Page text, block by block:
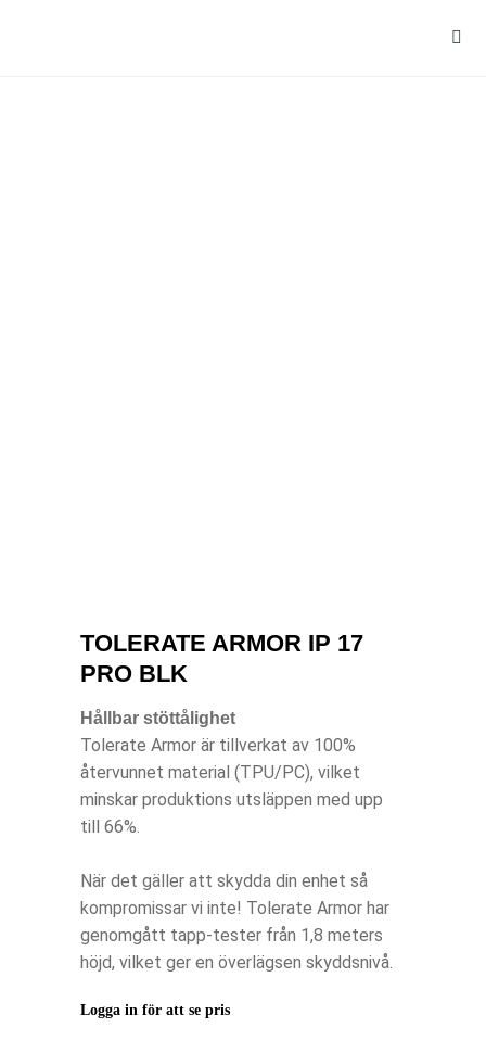
TOLERATE ARMOR IP 17
PRO BLK
Hållbar stöttålighet
Tolerate Armor är tillverkat av 100%
återvunnet material (TPU/PC), vilket
minskar produktions utsläppen med upp
till 66%.
När det gäller att skydda din enhet så
kompromissar vi inte! Tolerate Armor har
genomgått tapp-tester från 1,8 meters
höjd, vilket ger en överlägsen skyddsnivå.
Logga in för att se pris